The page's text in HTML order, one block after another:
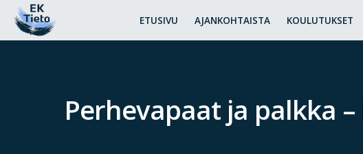
ETUSIVU AJANKOHTAISTA KOULUTUKSET
Perhevapaat ja palkka